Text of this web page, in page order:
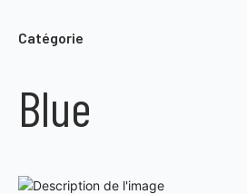
Catégorie
Blue